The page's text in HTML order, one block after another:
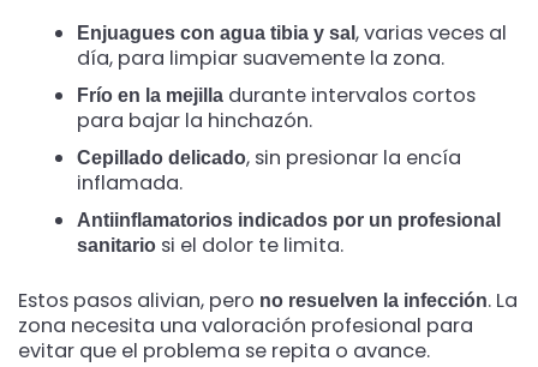
Enjuagues con agua tibia y sal , varias veces al
día, para limpiar suavemente la zona.
Frío en la mejilla durante intervalos cortos
para bajar la hinchazón.
Cepillado delicado, sin presionar la encía
inflamada.
Antiinflamatorios indicados por un profesional
sanitario si el dolor te limita.
Estos pasos alivian, pero no resuelven la infección. La
zona necesita una valoración profesional para
evitar que el problema se repita o avance.